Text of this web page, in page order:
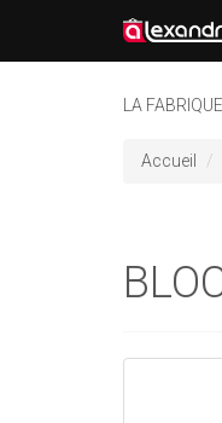
LA
Accueil